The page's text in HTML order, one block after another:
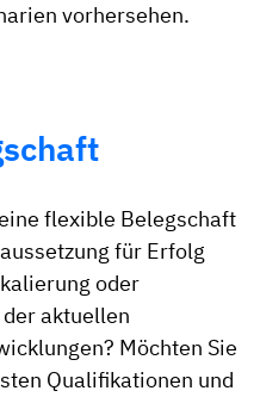
vorhersehen.
flexible Belegschaft
für Erfolg
oder
aktuellen
Möchten Sie
Qualifikationen und